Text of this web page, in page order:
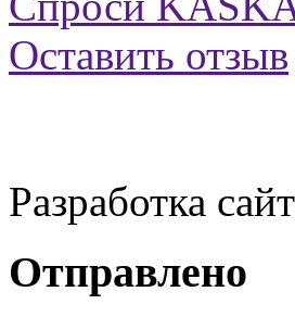
Оставить отзыв
Разработка
Отправлено